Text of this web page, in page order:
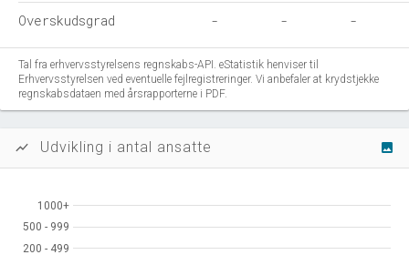
Overskudsgrad - - -
Tal fra erhvervsstyrelsens regnskabs-API. eStatistik henviser til
Erhvervsstyrelsen ved eventuelle fejlregistreringer. Vi anbefaler at krydstjekke
regnskabsdataen med årsrapporterne i PDF.
show_chart Udvikling i antal ansatte image
200 - 499
200 - 499
500 - 999
500 - 999
1000+
1000+